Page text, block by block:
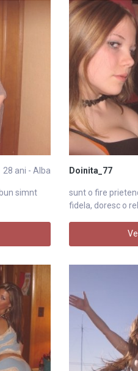
28 ani - Alba
simnt
Doinita_77
sunt o fire
fidela, doresc o